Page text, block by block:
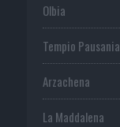
Olbia
Tempio Pausania
Arzachena
La Maddalena